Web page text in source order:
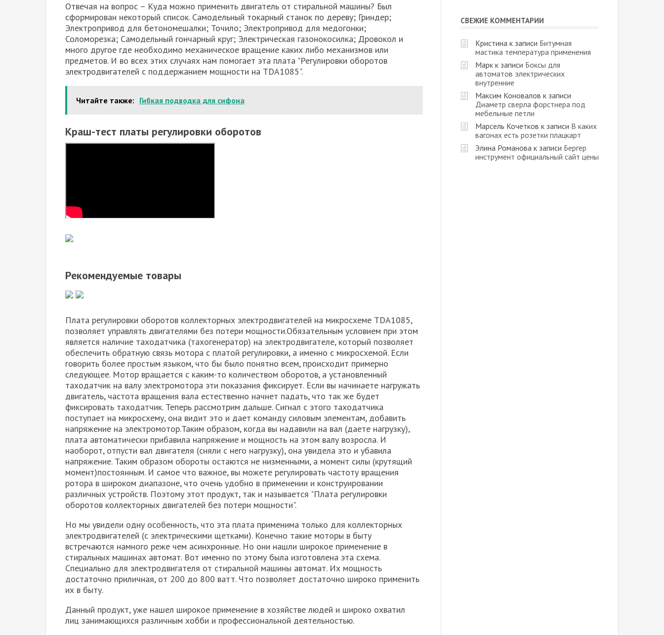
Отвечая на вопрос – Куда можно применить двигатель от стиральной машины? Был
сформирован некоторый список. Самодельный токарный станок по дереву; Гриндер;
Электропривод для бетономешалки; Точило; Электропривод для медогонки;
Соломорезка; Самодельный гончарный круг; Электрическая газонокосилка; Дровокол и
много другое где необходимо механическое вращение каких либо механизмов или
предметов. И во всех этих случаях нам помогает эта плата "Регулировки оборотов
электродвигателей с поддержанием мощности на TDA1085".
Читайте также: Гибкая подводка для сифона
Краш-тест платы регулировки оборотов
Рекомендуемые товары
Плата регулировки оборотов коллекторных электродвигателей на микросхеме TDA1085,
позволяет управлять двигателями без потери мощности.Обязательным условием при этом
является наличие таходатчика (тахогенератор) на электродвигателе, который позволяет
обеспечить обратную связь мотора с платой регулировки, а именно с микросхемой. Если
говорить более простым языком, что бы было понятно всем, происходит примерно
следующее. Мотор вращается с каким-то количеством оборотов, а установленный
таходатчик на валу электромотора эти показания фиксирует. Если вы начинаете нагружать
двигатель, частота вращения вала естественно начнет падать, что так же будет
фиксировать таходатчик. Теперь рассмотрим дальше. Сигнал с этого таходатчика
поступает на микросхему, она видит это и дает команду силовым элементам, добавить
напряжение на электромотор.Таким образом, когда вы надавили на вал (даете нагрузку),
плата автоматически прибавила напряжение и мощность на этом валу возросла. И
наоборот, отпусти вал двигателя (сняли с него нагрузку), она увидела это и убавила
напряжение. Таким образом обороты остаются не низменными, а момент силы (крутящий
момент)постоянным. И самое что важное, вы можете регулировать частоту вращения
ротора в широком диапазоне, что очень удобно в применении и конструировании
различных устройств. Поэтому этот продукт, так и называется "Плата регулировки
оборотов коллекторных двигателей без потери мощности".
Но мы увидели одну особенность, что эта плата применима только для коллекторных
электродвигателей (с электрическими щетками). Конечно такие моторы в быту
встречаются намного реже чем асинхронные. Но они нашли широкое применение в
стиральных машинах автомат. Вот именно по этому была изготовлена эта схема.
Специально для электродвигателя от стиральной машины автомат. Их мощность
достаточно приличная, от 200 до 800 ватт. Что позволяет достаточно широко применить
их в быту.
Данный продукт, уже нашел широкое применение в хозяйстве людей и широко охватил
лиц занимающихся различным хобби и профессиональной деятельностью.
СВЕЖИЕ КОММЕНТАРИИ
Кристина к записи Битумная
мастика температура применения
Марк к записи Боксы для
автоматов электрических
внутренние
Максим Коновалов к записи
Диаметр сверла форстнера под
мебельные петли
Марсель Кочетков к записи В каких
вагонах есть розетки плацкарт
Элина Романова к записи Бергер
инструмент официальный сайт цены